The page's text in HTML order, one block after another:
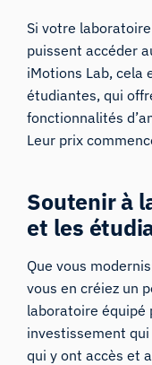
Si votre
puissent accéder
iMotions Lab, cela
étudiantes, qui
fonctionnalités
Leur prix
Soutenir à
et les
Que vous
vous en créiez un
laboratoire équipé
investissement
qui y ont accès et